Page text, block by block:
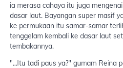
ia merasa cahaya itu juga mengenai
dasar laut. Bayangan super masif
ke permukaan itu samar-samar
tenggelam kembali ke dasar laut
tembakannya.
"...Itu tadi paus ya?" gumam Reina